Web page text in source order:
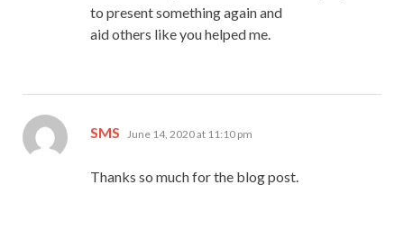
to present something again and
aid others like you helped me.
SMS says:
June 14, 2020 at 11:10 pm
Thanks so much for the blog post.